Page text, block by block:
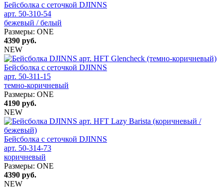
Бейсболка с сеточкой DJINNS
арт. 50-310-54
бежевый / белый
Размеры: ONE
4390 руб.
NEW
Бейсболка с сеточкой DJINNS
арт. 50-311-15
темно-коричневый
Размеры: ONE
4190 руб.
NEW
Бейсболка с сеточкой DJINNS
арт. 50-314-73
коричневый
Размеры: ONE
4390 руб.
NEW